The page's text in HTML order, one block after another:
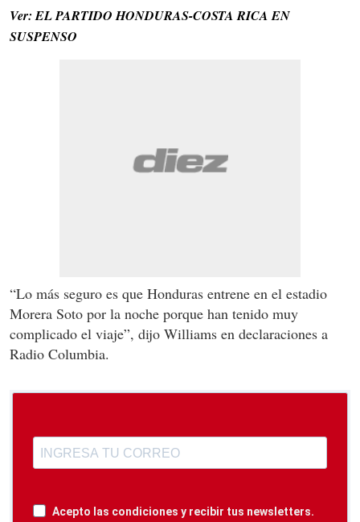
Ver: EL PARTIDO HONDURAS-COSTA RICA EN
SUSPENSO
“Lo más seguro es que Honduras entrene en el estadio
Morera Soto por la noche porque han tenido muy
complicado el viaje”, dijo Williams en declaraciones a
Radio Columbia.
Acepto las condiciones y recibir tus newsletters.